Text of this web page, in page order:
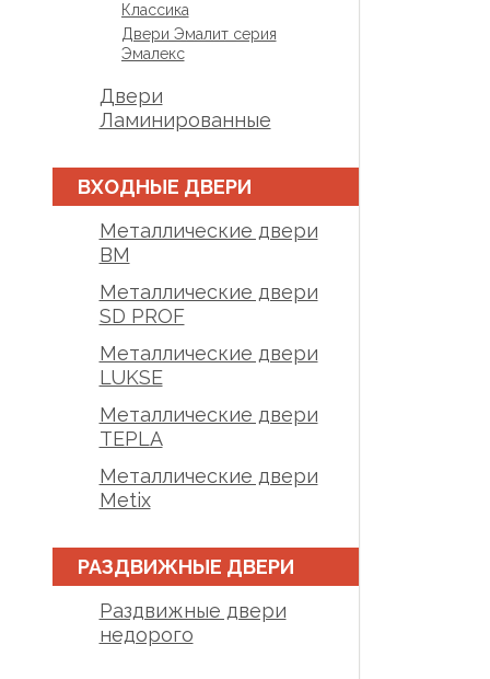
Классика
Двери Эмалит серия
Эмалекс
Двери
Ламинированные
ВХОДНЫЕ ДВЕРИ
Металлические двери
BM
Металлические двери
SD PROF
Металлические двери
LUKSE
Металлические двери
TEPLA
Металлические двери
Metix
РАЗДВИЖНЫЕ ДВЕРИ
Раздвижные двери
недорого